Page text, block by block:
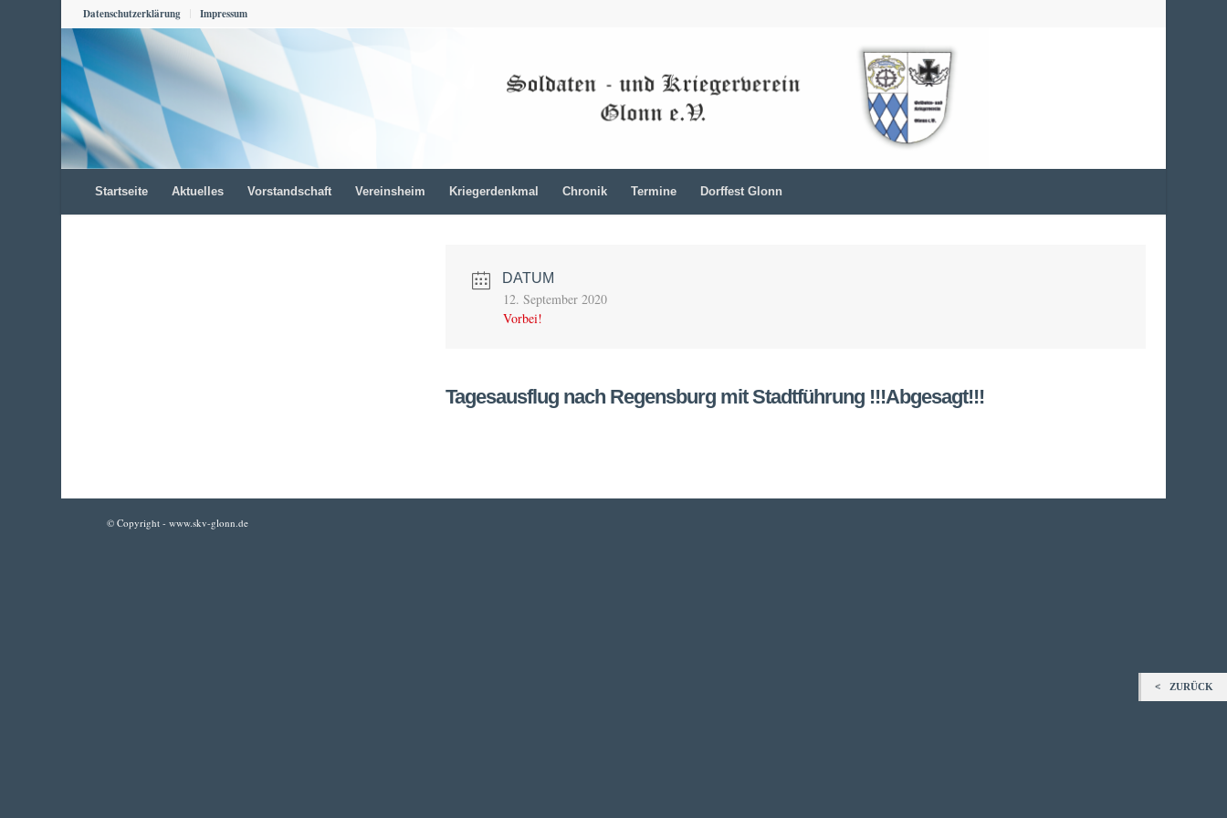
Datenschutzerklärung Impressum
Startseite Aktuelles Vorstandschaft Vereinsheim Kriegerdenkmal Chronik Termine Dorffest Glonn
DATUM
12. September 2020
Vorbei!
Tagesausflug nach Regensburg mit Stadtführung !!!Abgesagt!!!
© Copyright - www.skv-glonn.de
ZURÜCK